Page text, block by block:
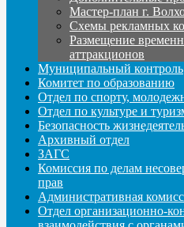
Мастер-план г.
Схемы рекламных
Размещение
аттракционов
Муниципальный контроль
Комитет по образованию
Отдел по спорту,
Отдел по культуре и
Безопасность
Архивный отдел
ЗАГС
Комиссия по делам
прав
Административная
Отдел организационно-